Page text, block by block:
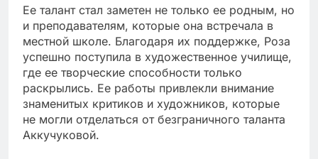
Ее талант стал заметен не только ее родным, но
и преподавателям, которые она встречала в
местной школе. Благодаря их поддержке, Роза
успешно поступила в художественное училище,
где ее творческие способности только
раскрылись. Ее работы привлекли внимание
знаменитых критиков и художников, которые
не могли отделаться от безграничного таланта
Аккучуковой.